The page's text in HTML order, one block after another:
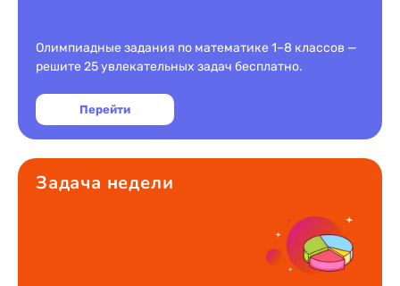
Олимпиадные задания по математике 1–8 классов —
решите 25 увлекательных задач бесплатно.
Перейти
Задача недели